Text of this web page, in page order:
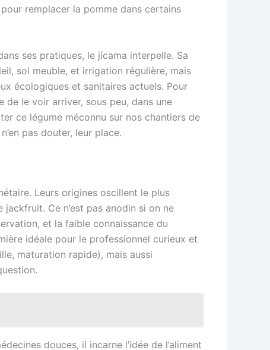
remplacer la pomme dans certains
ses pratiques, le jícama interpelle. Sa
sol meuble, et irrigation régulière, mais
écologiques et sanitaires actuels. Pour
de le voir arriver, sous peu, dans une
ce légume méconnu sur nos chantiers de
pas douter, leur place.
Leurs origines oscillent le plus
Ce n’est pas anodin si on ne
et la faible connaissance du
idéale pour le professionnel curieux et
maturation rapide), mais aussi
douces, il incarne l’idée de l’aliment